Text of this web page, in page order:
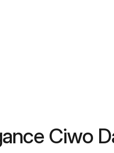
Ciwo